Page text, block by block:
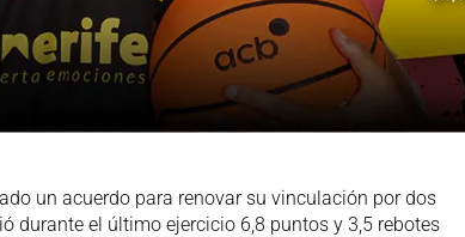
un acuerdo para renovar su vinculación por dos
durante el último ejercicio 6,8 puntos y 3,5 rebotes